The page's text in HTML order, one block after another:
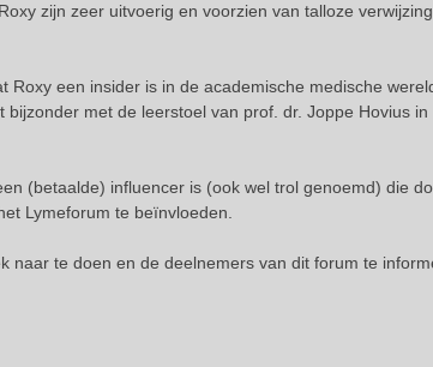
zijn zeer uitvoerig en voorzien van talloze
een insider is in de academische medische
met de leerstoel van prof. dr. Joppe Hovius in
(betaalde) influencer is (ook wel trol genoemd) die
Lymeforum te beïnvloeden.
te doen en de deelnemers van dit forum te